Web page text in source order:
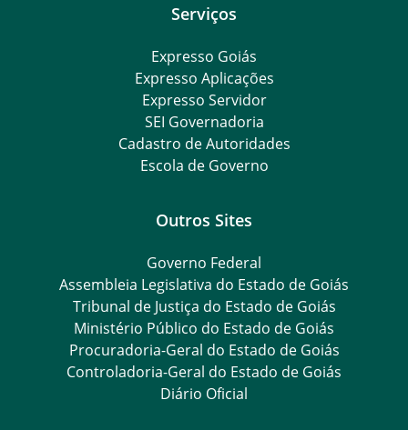
Serviços
Expresso Goiás
Expresso Aplicações
Expresso Servidor
SEI Governadoria
Cadastro de Autoridades
Escola de Governo
Outros Sites
Governo Federal
Assembleia Legislativa do Estado de Goiás
Tribunal de Justiça do Estado de Goiás
Ministério Público do Estado de Goiás
Procuradoria-Geral do Estado de Goiás
Controladoria-Geral do Estado de Goiás
Diário Oficial